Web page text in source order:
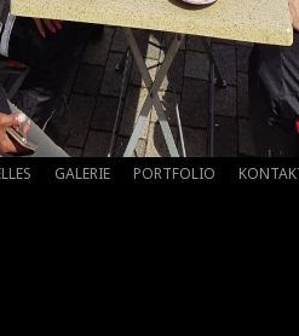
GALERIE PORTFOLIO